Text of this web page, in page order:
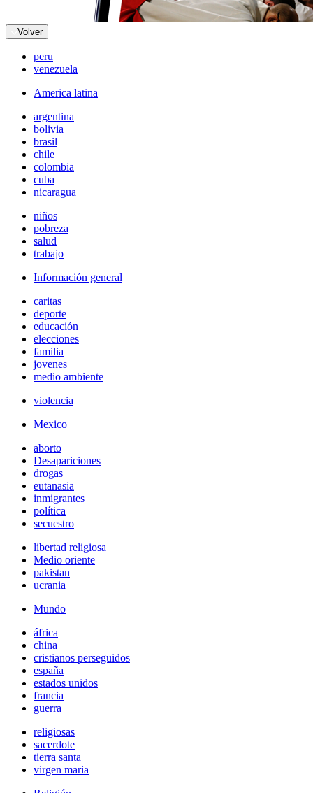
Volver
peru
venezuela
America latina
argentina
bolivia
brasil
chile
colombia
cuba
nicaragua
niños
pobreza
salud
trabajo
Información general
caritas
deporte
educación
elecciones
familia
jovenes
medio ambiente
violencia
Mexico
aborto
Desapariciones
drogas
eutanasia
inmigrantes
política
secuestro
libertad religiosa
Medio oriente
pakistan
ucrania
Mundo
áfrica
china
cristianos perseguidos
españa
estados unidos
francia
guerra
religiosas
sacerdote
tierra santa
virgen maria